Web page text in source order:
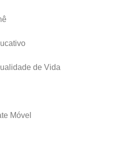
de Vida
Móvel